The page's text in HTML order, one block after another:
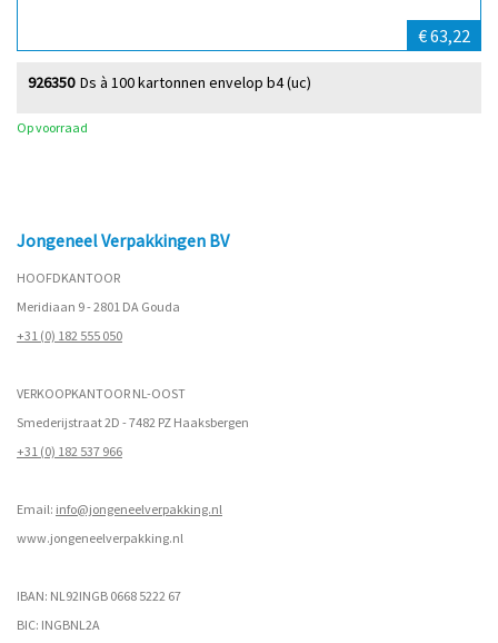
€ 63,22
Ds à 100 kartonnen envelop b4 (uc)
926350
Op voorraad
Jongeneel Verpakkingen BV
HOOFDKANTOOR
Meridiaan 9 - 2801 DA Gouda
+31 (0) 182 555 050
VERKOOPKANTOOR NL-OOST
Smederijstraat 2D - 7482 PZ Haaksbergen
+31 (0) 182 537 966
Email: info@jongeneelverpakking.nl
www.jongeneelverpakking.nl
IBAN: NL92INGB 0668 5222 67
BIC: INGBNL2A